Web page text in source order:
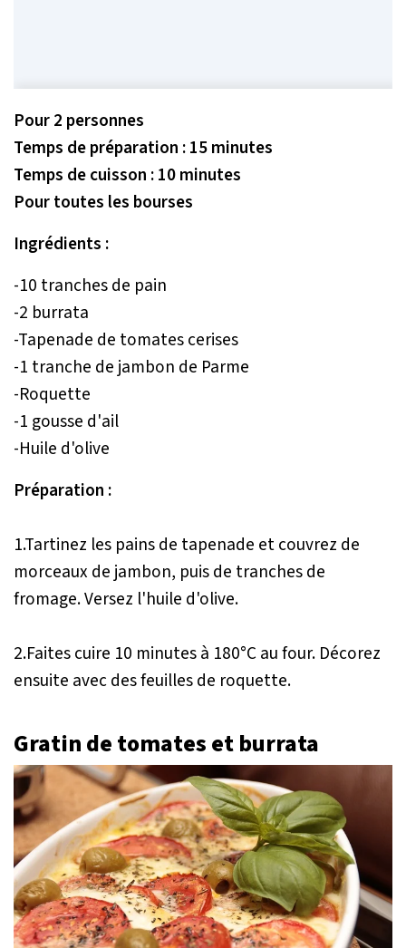
Pour 2 personnes
Temps de préparation : 15 minutes
Temps de cuisson : 10 minutes
Pour toutes les bourses
Ingrédients :
-10 tranches de pain
-2 burrata
-Tapenade de tomates cerises
-1 tranche de jambon de Parme
-Roquette
-1 gousse d'ail
-Huile d'olive
Préparation :
1.Tartinez les pains de tapenade et couvrez de
morceaux de jambon, puis de tranches de
fromage. Versez l'huile d'olive.
2.Faites cuire 10 minutes à 180°C au four. Décorez
ensuite avec des feuilles de roquette.
Gratin de tomates et burrata